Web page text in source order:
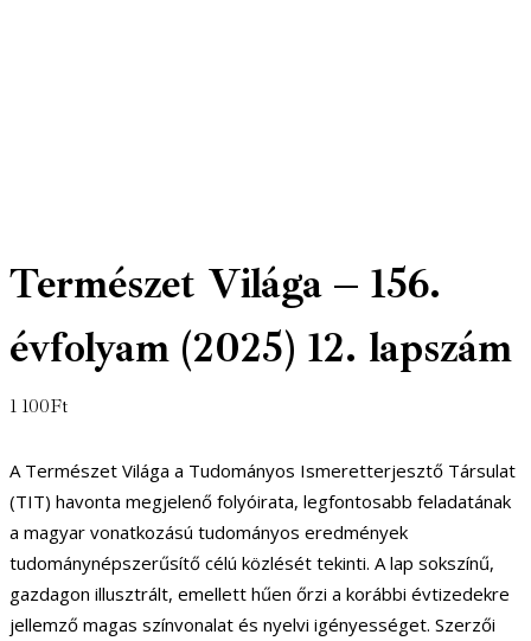
Természet Világa – 156.
évfolyam (2025) 12. lapszám
1 100Ft
A Természet Világa a Tudományos Ismeretterjesztő Társulat
(TIT) havonta megjelenő folyóirata, legfontosabb feladatának
a magyar vonatkozású tudományos eredmények
tudománynépszerűsítő célú közlését tekinti. A lap sokszínű,
gazdagon illusztrált, emellett hűen őrzi a korábbi évtizedekre
jellemző magas színvonalat és nyelvi igényességet. Szerzői